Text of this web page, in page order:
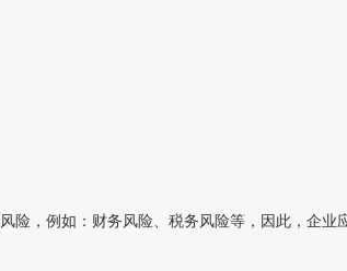
，例如：财务风险、税务风险等，因此，企业